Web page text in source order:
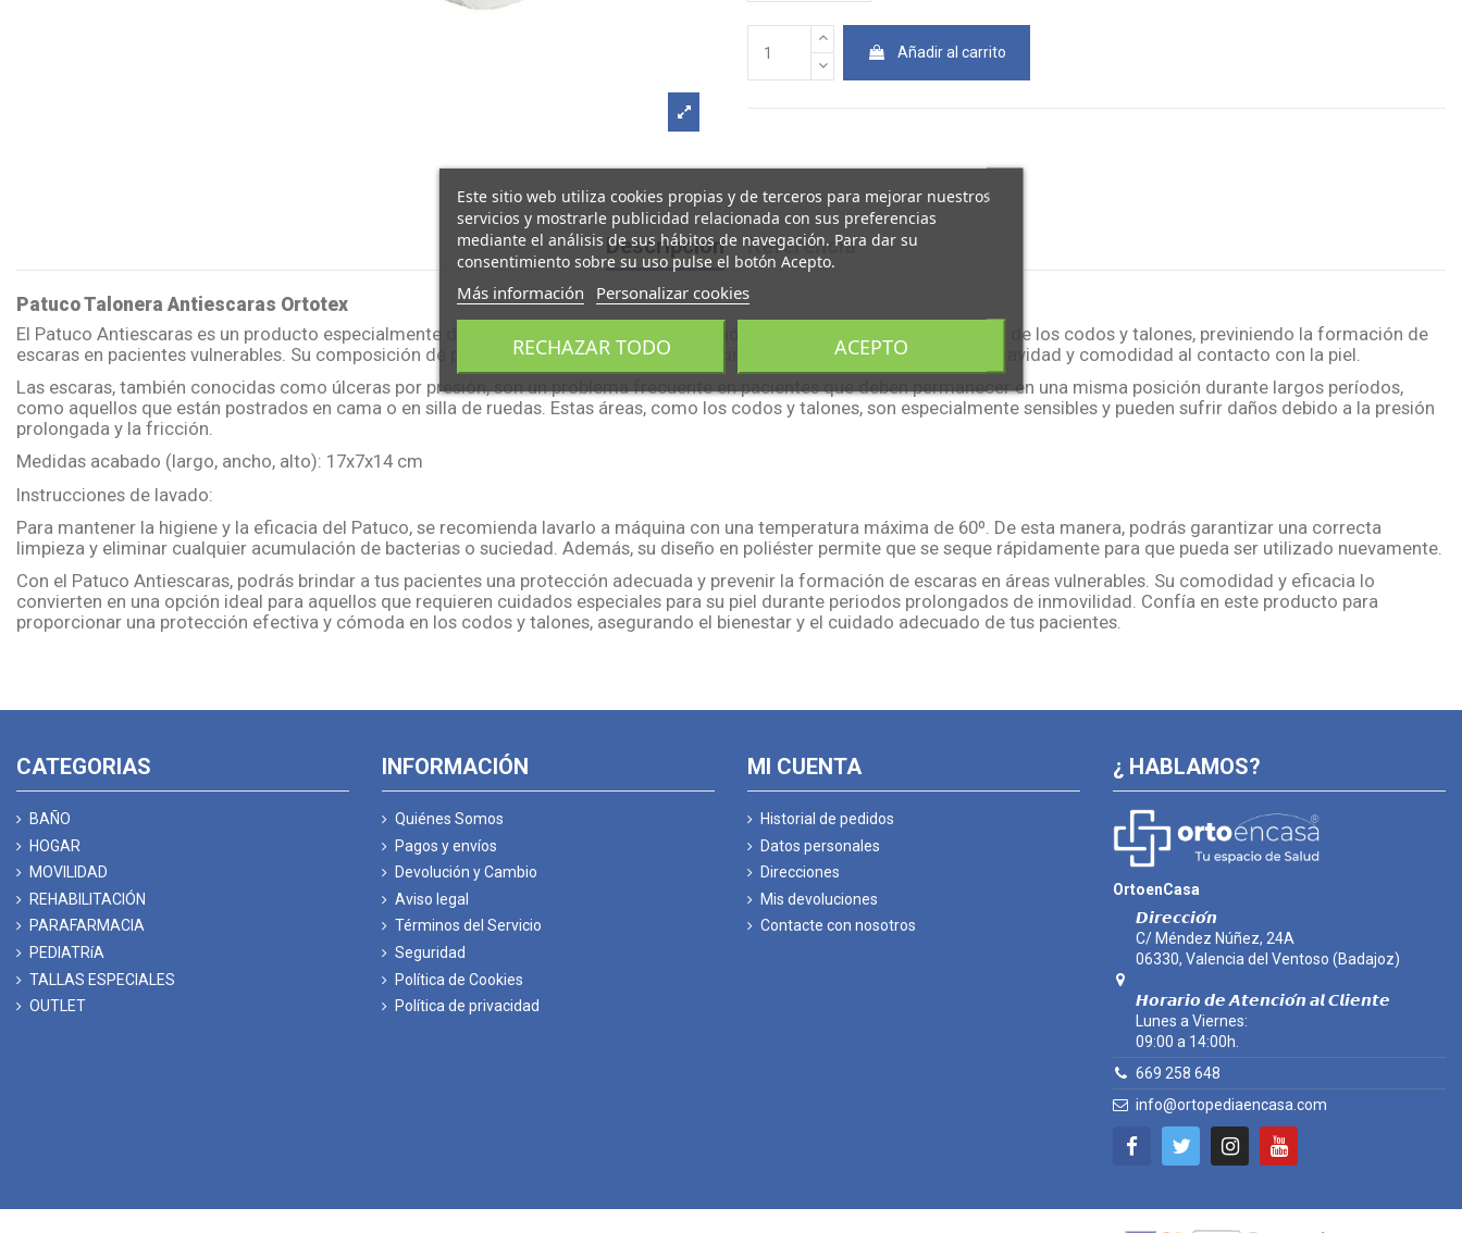
Añadir al carrito
Descripción Referencia
Patuco Talonera Antiescaras Ortotex
El Patuco Antiescaras es un producto especialmente diseñado para brindar una protección efectiva y cómoda en las áreas de los codos y talones, previniendo la formación de
escaras en pacientes vulnerables. Su composición de poliéster 100% en ambas caras y cinta de algodón 100% garantiza suavidad y comodidad al contacto con la piel.
Las escaras, también conocidas como úlceras por presión, son un problema frecuente en pacientes que deben permanecer en una misma posición durante largos períodos,
como aquellos que están postrados en cama o en silla de ruedas. Estas áreas, como los codos y talones, son especialmente sensibles y pueden sufrir daños debido a la presión
prolongada y la fricción.
Medidas acabado (largo, ancho, alto): 17x7x14 cm
Instrucciones de lavado:
Para mantener la higiene y la eficacia del Patuco, se recomienda lavarlo a máquina con una temperatura máxima de 60º. De esta manera, podrás garantizar una correcta
limpieza y eliminar cualquier acumulación de bacterias o suciedad. Además, su diseño en poliéster permite que se seque rápidamente para que pueda ser utilizado nuevamente.
Con el Patuco Antiescaras, podrás brindar a tus pacientes una protección adecuada y prevenir la formación de escaras en áreas vulnerables. Su comodidad y eficacia lo
convierten en una opción ideal para aquellos que requieren cuidados especiales para su piel durante periodos prolongados de inmovilidad. Confía en este producto para
proporcionar una protección efectiva y cómoda en los codos y talones, asegurando el bienestar y el cuidado adecuado de tus pacientes.
CATEGORIAS
BAÑO
HOGAR
MOVILIDAD
REHABILITACIÓN
PARAFARMACIA
PEDIATRíA
TALLAS ESPECIALES
OUTLET
INFORMACIÓN
Quiénes Somos
Pagos y envíos
Devolución y Cambio
Aviso legal
Términos del Servicio
Seguridad
Política de Cookies
Política de privacidad
MI CUENTA
Historial de pedidos
Datos personales
Direcciones
Mis devoluciones
Contacte con nosotros
¿ HABLAMOS?
OrtoenCasa
𝘿𝙞𝙧𝙚𝙘𝙘𝙞𝙤́𝙣
C/ Méndez Núñez, 24A
06330, Valencia del Ventoso (Badajoz)
𝙃𝙤𝙧𝙖𝙧𝙞𝙤 𝙙𝙚 𝘼𝙩𝙚𝙣𝙘𝙞𝙤́𝙣 𝙖𝙡 𝘾𝙡𝙞𝙚𝙣𝙩𝙚
Lunes a Viernes:
09:00 a 14:00h.
669 258 648
info@ortopediaencasa.com
Este sitio web utiliza cookies propias y de terceros para mejorar nuestros
servicios y mostrarle publicidad relacionada con sus preferencias
mediante el análisis de sus hábitos de navegación. Para dar su
consentimiento sobre su uso pulse el botón Acepto.
Más información Personalizar cookies
RECHAZAR TODO ACEPTO